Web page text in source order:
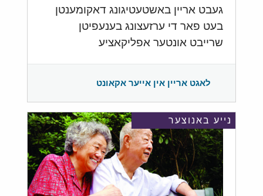
געבט אריין באשטעטיגונג דאקומענטן
בעט פאר די ערזעצונג בענעפיטן
שרייבט אונטער אפליקאציע
לאגט אריין אין אייער אקאונט
נייע באנוצער